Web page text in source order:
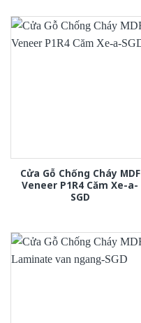
Cửa Gỗ Chống Cháy MDF
Veneer P1R4 Căm Xe-a-
SGD